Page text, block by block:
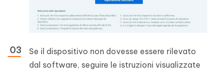
Se il dispositivo non dovesse essere rilevato
dal software, seguire le istruzioni visualizzate